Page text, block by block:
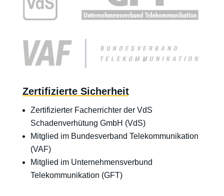
Zertifizierte Sicherheit
Zertifizierter Facherrichter der VdS
Schadenverhütung GmbH (VdS)
Mitglied im Bundesverband Telekommunikation
(VAF)
Mitglied im Unternehmensverbund
Telekommunikation (GFT)